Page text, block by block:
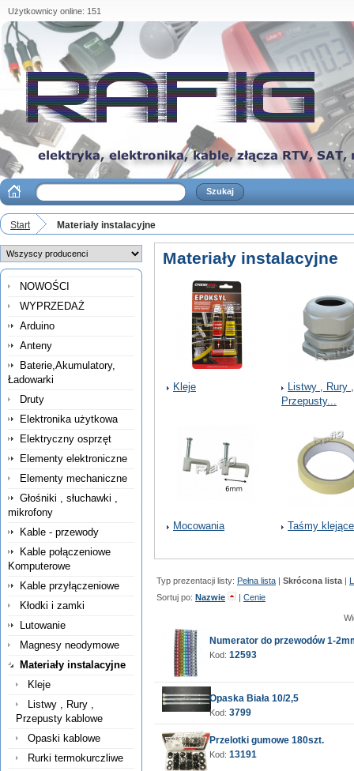
Użytkownicy online: 151
Start Materiały instalacyjne
NOWOŚCI
WYPRZEDAŻ
Arduino
Anteny
Baterie,Akumulatory,
Ładowarki
Druty
Elektronika użytkowa
Elektryczny osprzęt
Elementy elektroniczne
Elementy mechaniczne
Głośniki , słuchawki ,
mikrofony
Kable - przewody
Kable połączeniowe
Komputerowe
Kable przyłączeniowe
Kłodki i zamki
Lutowanie
Magnesy neodymowe
Materiały instalacyjne
Kleje
Listwy , Rury ,
Przepusty kablowe
Opaski kablowe
Rurki termokurczliwe
Materiały instalacyjne
Kleje
Listwy , Rury ,
Przepusty...
Mocowania Taśmy klejące
Typ prezentacji listy: Pełna lista | Skrócona lista |
Sortuj po: Nazwie | Cenie
Numerator do przewodów 1-
Kod: 12593
Opaska Biała 10/2,5
Kod: 3799
Przelotki gumowe 180szt.
Kod: 13191